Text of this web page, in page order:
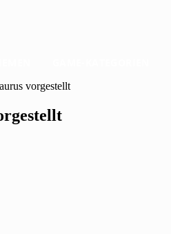
vorgestellt